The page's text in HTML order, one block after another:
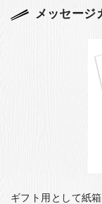
メッセージ
ギフト用として紙